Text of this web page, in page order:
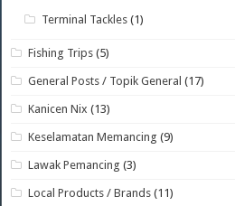
Terminal Tackles (1)
Fishing Trips (5)
General Posts / Topik General (17)
Kanicen Nix (13)
Keselamatan Memancing (9)
Lawak Pemancing (3)
Local Products / Brands (11)